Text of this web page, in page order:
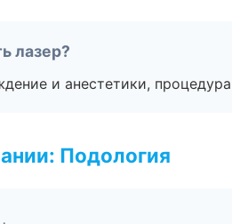
лазер?
и анестетики,
Подология